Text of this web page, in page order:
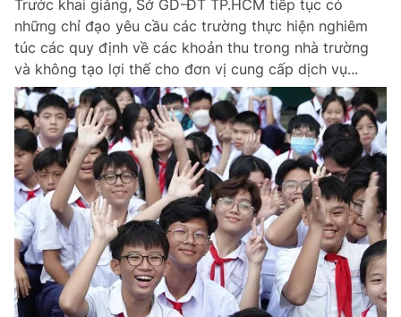
Trước khai giảng, Sở GD-ĐT TP.HCM tiếp tục có
những chỉ đạo yêu cầu các trường thực hiện nghiêm
túc các quy định về các khoản thu trong nhà trường
và không tạo lợi thế cho đơn vị cung cấp dịch vụ...